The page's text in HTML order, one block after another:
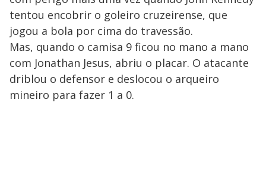
tentou encobrir o goleiro cruzeirense, que
jogou a bola por cima do travessão.
Mas, quando o camisa 9 ficou no mano a mano
com Jonathan Jesus, abriu o placar. O atacante
driblou o defensor e deslocou o arqueiro
mineiro para fazer 1 a 0.